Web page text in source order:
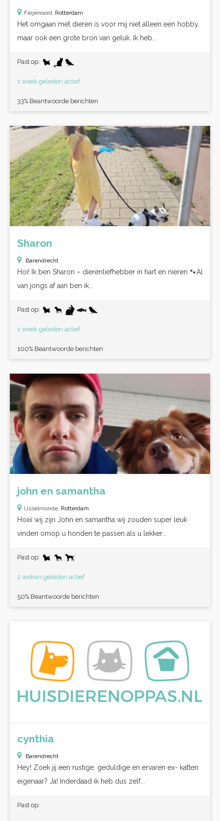
Feijenoord, Rotterdam
Het omgaan met dieren is voor mij niet alleen een hobby,
maar ook een grote bron van geluk. Ik heb...
Past op:
1 week geleden actief
33% Beantwoorde berichten
Sharon
Barendrecht
Hoi! Ik ben Sharon – dierenliefhebber in hart en nieren 🐾Al
van jongs af aan ben ik...
Past op:
1 week geleden actief
100% Beantwoorde berichten
john en samantha
IJsselmonde, Rotterdam
Hoiiii wij zijn John en samantha wij zouden super leuk
vinden omop u honden te passen als u lekker...
Past op:
2 weken geleden actief
50% Beantwoorde berichten
cynthia
Barendrecht
Hey! Zoek jij een rustige, geduldige en ervaren ex- katten
eigenaar? Ja! Inderdaad ik heb dus zelf...
Past op: